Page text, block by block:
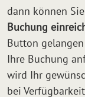
dann können
Buchung
Button
Ihre Buchung
wird Ihr
bei